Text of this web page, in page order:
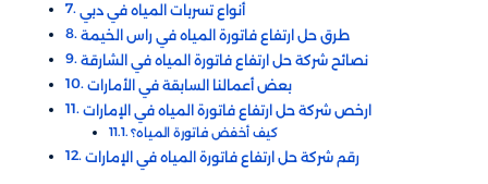
أنواع تسربات المياه في دبي
طرق حل ارتفاع فاتورة المياه في راس الخيمة
نصائح شركة حل ارتفاع فاتورة المياه في الشارقة
بعض أعمالنا السابقة في الأمارات
ارخص شركة حل ارتفاع فاتورة المياه في الإمارات
كيف أخفض فاتورة المياه؟
رقم شركة حل ارتفاع فاتورة المياه في الإمارات